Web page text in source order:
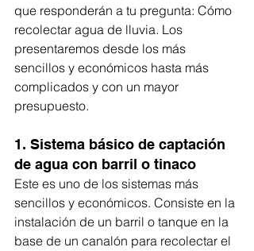
que responderán a tu pregunta: Cómo
recolectar agua de lluvia. Los
presentaremos desde los más
sencillos y económicos hasta más
complicados y con un mayor
presupuesto.
1. Sistema básico de captación
de agua con barril o tinaco
Este es uno de los sistemas más
sencillos y económicos. Consiste en la
instalación de un barril o tanque en la
base de un canalón para recolectar el